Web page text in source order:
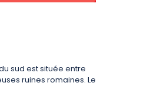
sud est située entre
ruines romaines. Le